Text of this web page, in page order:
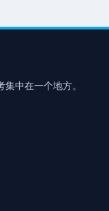
中在一个地方。